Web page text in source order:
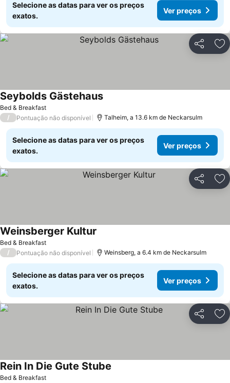
Selecione as datas para ver os preços
exatos.
Ver preços
Partilhar
Bed & Breakfast
Seybolds Gästehaus
/ Pontuação não disponível Talheim, a 13.6 km de Neckarsulm
Selecione as datas para ver os preços
exatos.
Ver preços
Partilhar
Bed & Breakfast
Weinsberger Kultur
/ Pontuação não disponível Weinsberg, a 6.4 km de Neckarsulm
Selecione as datas para ver os preços
exatos.
Ver preços
Partilhar
Bed & Breakfast
Rein In Die Gute Stube